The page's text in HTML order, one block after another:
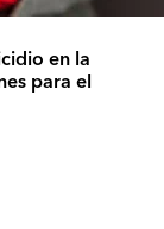
en la
para el